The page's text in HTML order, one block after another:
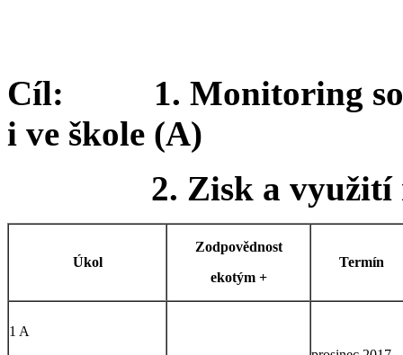
Cíl: 1. Monitoring
i ve škole (A)
2. Zisk a využití
Úkol
Zodpovědnost
ekotým +
Termín
1 A